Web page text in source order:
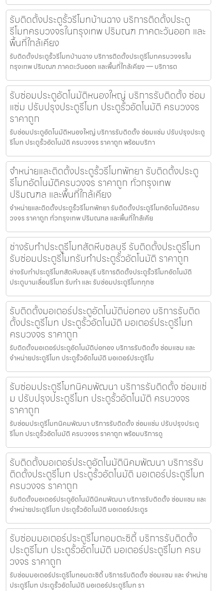
รับติดตั้งประตูรั้วรีโมทบ้านฉาง บริการติดตั้งประตู
รีโมทครบวงจรในกรุงเทพ ปริมณฑ ภาคตะวันออก และ
พื้นที่ใกล้เคียง
รับติดตั้งประตูรั้วรีโมทบ้านฉาง บริการติดตั้งประตูรีโมทครบวงจรใน
กรุงเทพ ปริมณฑ ภาคตะวันออก และพื้นที่ใกล้เคียง — บริการต
รับซ่อมประตูอัตโนมัติหนองใหญ่ บริการรับติดตั้ง ซ่อม
แซ่ม ปรับปรุงประตูรีโมท ประตูรั้วอัตโนมัติ ครบวงจร
ราคาถูก
รับซ่อมประตูอัตโนมัติหนองใหญ่ บริการรับติดตั้ง ซ่อมแซ่ม ปรับปรุงประตู
รีโมท ประตูรั้วอัตโนมัติ ครบวงจร ราคาถูก พร้อมบริกา
จำหน่ายและติดตั้งประตูรั้วรีโมทพัทยา รับติดตั้งประตู
รีโมทอัตโนมัติครบวงจร ราคาถูก ทั่วกรุงเทพ
ปริมณฑล และพื้นที่ใกล้เคียง
จำหน่ายและติดตั้งประตูรั้วรีโมทพัทยา รับติดตั้งประตูรีโมทอัตโนมัติครบ
วงจร ราคาถูก ทั่วกรุงเทพ ปริมณฑล และพื้นที่ใกล้เคีย
ช่างรับทำประตูรีโมทสัตหีบชลบุรี รับติดตั้งประตูรีโมท
รับซ่อมประตูรีโมทรับทำประตูรั้วอัตโนมัติ ราคาถูก
ช่างรับทำประตูรีโมทสัตหีบชลบุรี บริการติดตั้งประตูรั้วรีโมทอัตโนมัติ
ประตูบานเลื่อนรีโมท รับทำ และ รับซ่อมประตูรีโมททุกช
รับติดตั้งมอเตอร์ประตูอัตโนมัติบ่อทอง บริการรับติด
ตั้งประตูรีโมท ประตูรั้วอัตโนมัติ มอเตอร์ประตูรีโมท
ครบวงจร ราคาถูก
รับติดตั้งมอเตอร์ประตูอัตโนมัติบ่อทอง บริการรับติดตั้ง ซ่อมแซม และ
จำหน่ายประตูรีโมท ประตูรั้วอัตโนมัติ มอเตอร์ประตูรีโม
รับซ่อมประตูรีโมทนิคมพัฒนา บริการรับติดตั้ง ซ่อมแซ่
ม ปรับปรุงประตูรีโมท ประตูรั้วอัตโนมัติ ครบวงจร
ราคาถูก
รับซ่อมประตูรีโมทนิคมพัฒนา บริการรับติดตั้ง ซ่อมแซ่ม ปรับปรุงประตู
รีโมท ประตูรั้วอัตโนมัติ ครบวงจร ราคาถูก พร้อมบริการดู
รับติดตั้งมอเตอร์ประตูอัตโนมัตินิคมพัฒนา บริการรับ
ติดตั้งประตูรีโมท ประตูรั้วอัตโนมัติ มอเตอร์ประตูรีโมท
ครบวงจร ราคาถูก
รับติดตั้งมอเตอร์ประตูอัตโนมัตินิคมพัฒนา บริการรับติดตั้ง ซ่อมแซม และ
จำหน่ายประตูรีโมท ประตูรั้วอัตโนมัติ มอเตอร์ประตูร
รับซ่อมมอเตอร์ประตูรีโมทอมตะซิตี้ บริการรับติดตั้ง
ประตูรีโมท ประตูรั้วอัตโนมัติ มอเตอร์ประตูรีโมท ครบ
วงจร ราคาถูก
รับซ่อมมอเตอร์ประตูรีโมทอมตะซิตี้ บริการรับติดตั้ง ซ่อมแซม และ จำหน่าย
ประตูรีโมท ประตูรั้วอัตโนมัติ มอเตอร์ประตูรีโมท รา